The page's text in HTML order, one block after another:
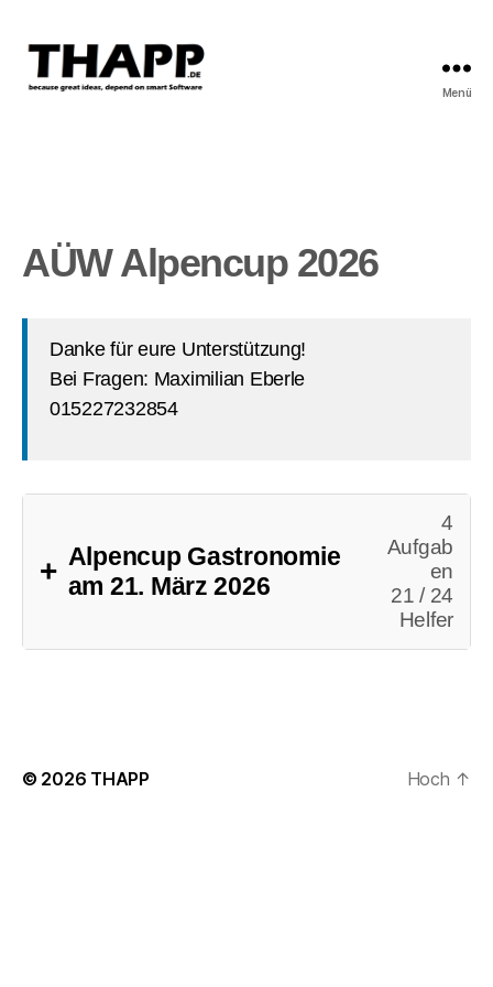
Menü
AÜW Alpencup 2026
Danke für eure Unterstützung!
Bei Fragen: Maximilian Eberle
015227232854
Alpencup Gastronomie
am 21. März 2026
4
Aufgab
en
21 / 24
Helfer
© 2026 THAPP Hoch ↑